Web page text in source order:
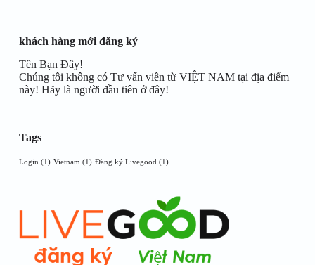
khách hàng mới đăng ký
Tên Bạn Đây!
Chúng tôi không có Tư vấn viên từ VIỆT NAM tại địa điểm
này! Hãy là người đầu tiên ở đây!
Tags
Login (1) Vietnam (1) Đăng ký Livegood (1)